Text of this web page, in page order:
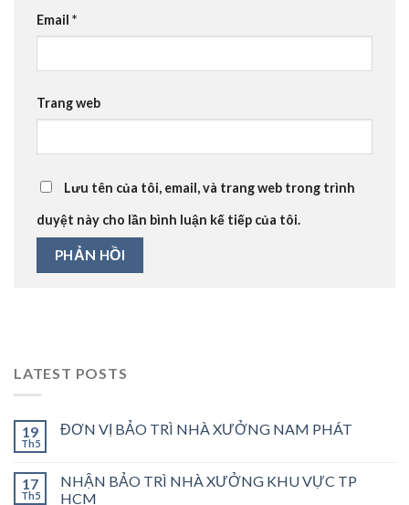
Email *
Trang web
Lưu tên của tôi, email, và trang web trong trình
duyệt này cho lần bình luận kế tiếp của tôi.
LATEST POSTS
19
Th5
ĐƠN VỊ BẢO TRÌ NHÀ XƯỞNG NAM PHÁT
17
Th5
NHẬN BẢO TRÌ NHÀ XƯỞNG KHU VỰC TP
HCM